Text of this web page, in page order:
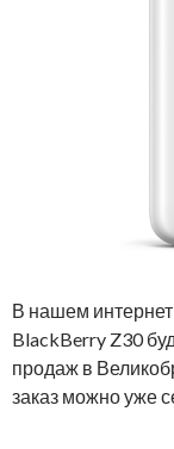
В нашем
BlackBerry Z30
продаж в
заказ можно уже